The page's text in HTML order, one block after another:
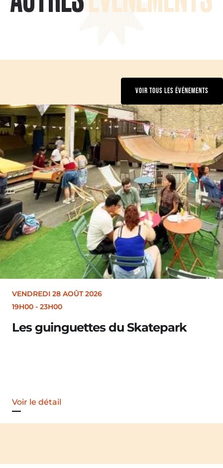
VOIR TOUS LES ÉVÉNEMENTS
VENDREDI 28 AOÛT 2026
19H30
Merle [Un dernier soir d’été :
Voir le détail